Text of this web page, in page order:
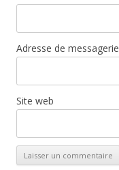
Adresse de messagerie
Site web